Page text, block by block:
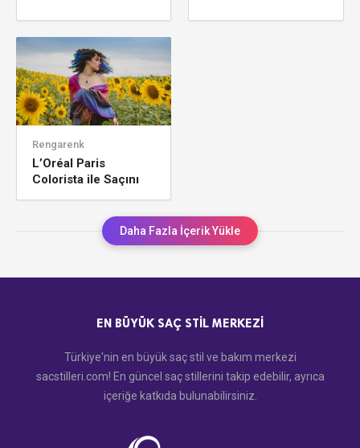
Rengarenk
L’Oréal Paris
Colorista ile Saçını
Daha Fazla İçerik Yükle
EN BÜYÜK SAÇ STIL MERKEZI
Türkiye'nin en büyük saç stil ve bakım merkezi
sacstilleri.com! En güncel saç stillerini takip edebilir, ayrıca
içeriğe katkıda bulunabilirsiniz.